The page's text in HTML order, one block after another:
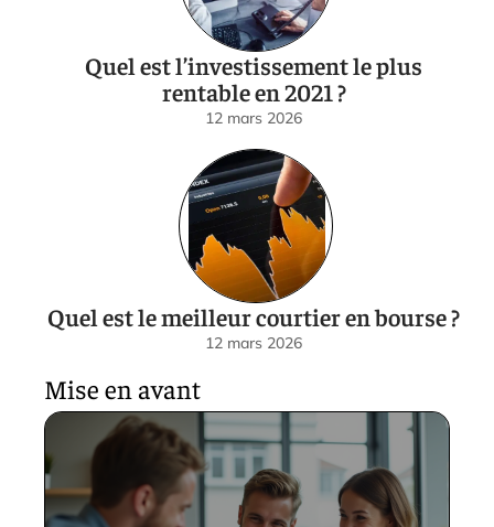
Quel est l’investissement le plus
rentable en 2021 ?
12 mars 2026
Quel est le meilleur courtier en bourse ?
12 mars 2026
Mise en avant